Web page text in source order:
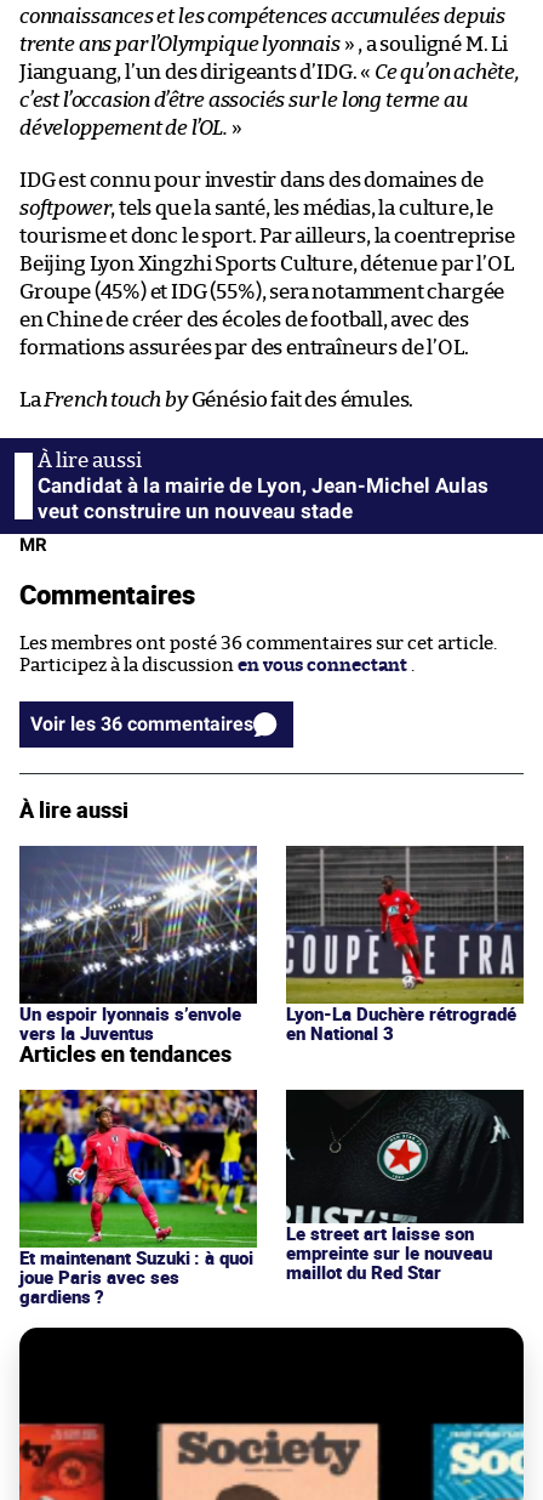
connaissances et les compétences accumulées depuis
trente ans par l’Olympique lyonnais» , a souligné M. Li
Jianguang, l’un des dirigeants d’IDG. « Ce qu’on achète,
c’est l’occasion d’être associés sur le long terme au
développement de l’OL. »
IDG est connu pour investir dans des domaines de
softpower, tels que la santé, les médias, la culture, le
tourisme et donc le sport. Par ailleurs, la coentreprise
Beijing Lyon Xingzhi Sports Culture, détenue par l’OL
Groupe (45%) et IDG (55%), sera notamment chargée
en Chine de créer des écoles de football, avec des
formations assurées par des entraîneurs de l’OL.
La French touch byGénésio fait des émules.
Candidat à la mairie de Lyon, Jean-Michel Aulas
veut construire un nouveau stade
MR
Commentaires
Les membres ont posté 36 commentaires sur cet article.
Participez à la discussion en vous connectant
Voir les 36 commentaires
À lire aussi
Un espoir lyonnais s’envole
vers la Juventus
Lyon-La Duchère rétrogradé
en National 3
Articles en tendances
Et maintenant Suzuki : à quoi
joue Paris avec ses
gardiens ?
Le street art laisse son
empreinte sur le nouveau
maillot du Red Star